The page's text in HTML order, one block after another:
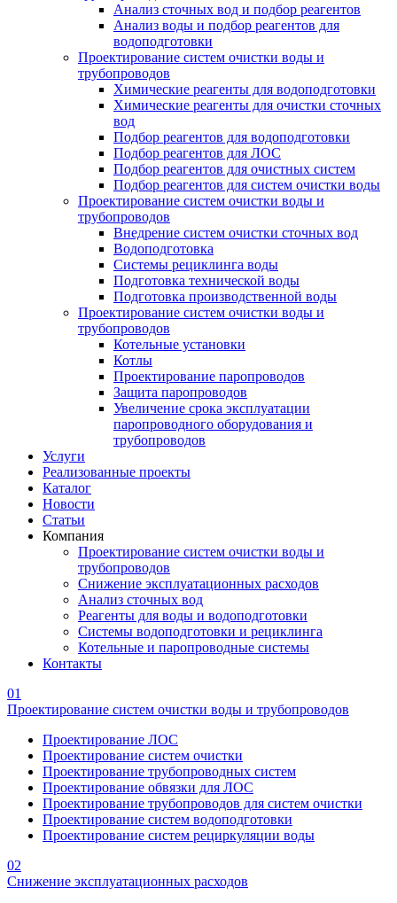
Анализ сточных вод и подбор реагентов
Анализ воды и подбор реагентов для
водоподготовки
Проектирование систем очистки воды и
трубопроводов
Химические реагенты для водоподготовки
Химические реагенты для очистки сточных
вод
Подбор реагентов для водоподготовки
Подбор реагентов для ЛОС
Подбор реагентов для очистных систем
Подбор реагентов для систем очистки воды
Проектирование систем очистки воды и
трубопроводов
Внедрение систем очистки сточных вод
Водоподготовка
Системы рециклинга воды
Подготовка технической воды
Подготовка производственной воды
Проектирование систем очистки воды и
трубопроводов
Котельные установки
Котлы
Проектирование паропроводов
Защита паропроводов
Увеличение срока эксплуатации
паропроводного оборудования и
трубопроводов
Услуги
Реализованные проекты
Каталог
Новости
Статьи
Компания
Проектирование систем очистки воды и
трубопроводов
Снижение эксплуатационных расходов
Анализ сточных вод
Реагенты для воды и водоподготовки
Системы водоподготовки и рециклинга
Котельные и паропроводные системы
Контакты
01
Проектирование систем очистки воды и трубопроводов
Проектирование ЛОС
Проектирование систем очистки
Проектирование трубопроводных систем
Проектирование обвязки для ЛОС
Проектирование трубопроводов для систем очистки
Проектирование систем водоподготовки
Проектирование систем рециркуляции воды
02
Снижение эксплуатационных расходов